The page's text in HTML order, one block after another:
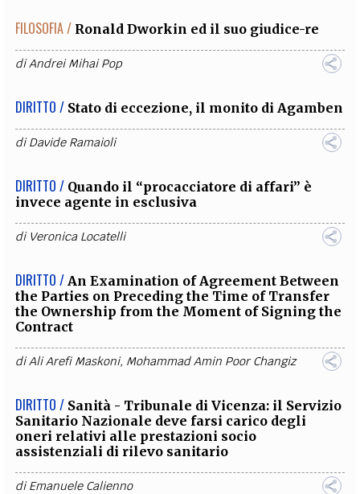
FILOSOFIA / Ronald Dworkin ed il suo giudice-re
diAndrei Mihai Pop
DIRITTO / Stato di eccezione, il monito di Agamben
diDavide Ramaioli
DIRITTO / Quando il “procacciatore di affari” è
invece agente in esclusiva
di Veronica Locatelli
DIRITTO / An Examination of Agreement Between
the Parties on Preceding the Time of Transfer
the Ownership from the Moment of Signing the
Contract
diAli Arefi Maskoni, Mohammad Amin Poor Changiz
DIRITTO / Sanità - Tribunale di Vicenza: il Servizio
Sanitario Nazionale deve farsi carico degli
oneri relativi alle prestazioni socio
assistenziali di rilevo sanitario
diEmanuele Calienno